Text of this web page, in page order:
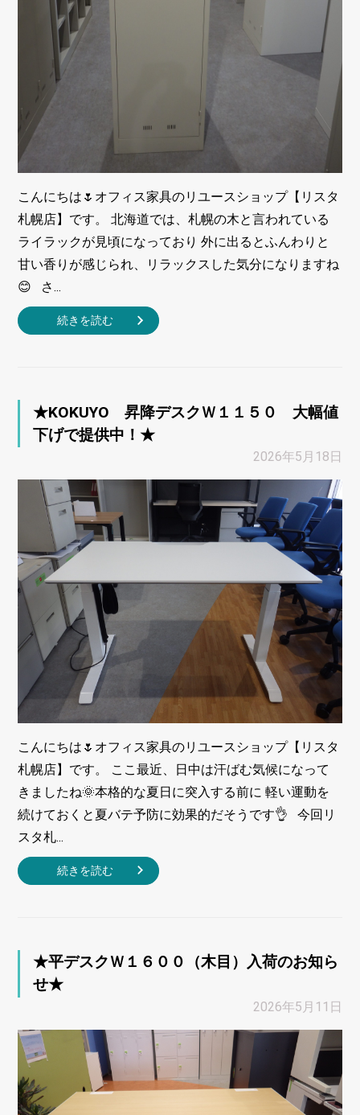
こんにちは🌷オフィス家具のリユースショップ【リスタ
札幌店】です。 北海道では、札幌の木と言われている
ライラックが見頃になっており 外に出るとふんわりと
甘い香りが感じられ、リラックスした気分になりますね
😊 さ...
続きを読む
★KOKUYO 昇降デスクＷ１１５０ 大幅値
下げで提供中！★
2026年5月18日
こんにちは🌷オフィス家具のリユースショップ【リスタ
札幌店】です。 ここ最近、日中は汗ばむ気候になって
きましたね🌞本格的な夏日に突入する前に 軽い運動を
続けておくと夏バテ予防に効果的だそうです👌 今回リ
スタ札...
続きを読む
★平デスクＷ１６００（木目）入荷のお知ら
せ★
2026年5月11日